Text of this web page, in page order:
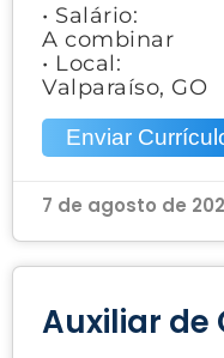
• Salário:
A combinar
• Local:
Valparaíso, GO
Enviar
7 de agosto de
Auxiliar de